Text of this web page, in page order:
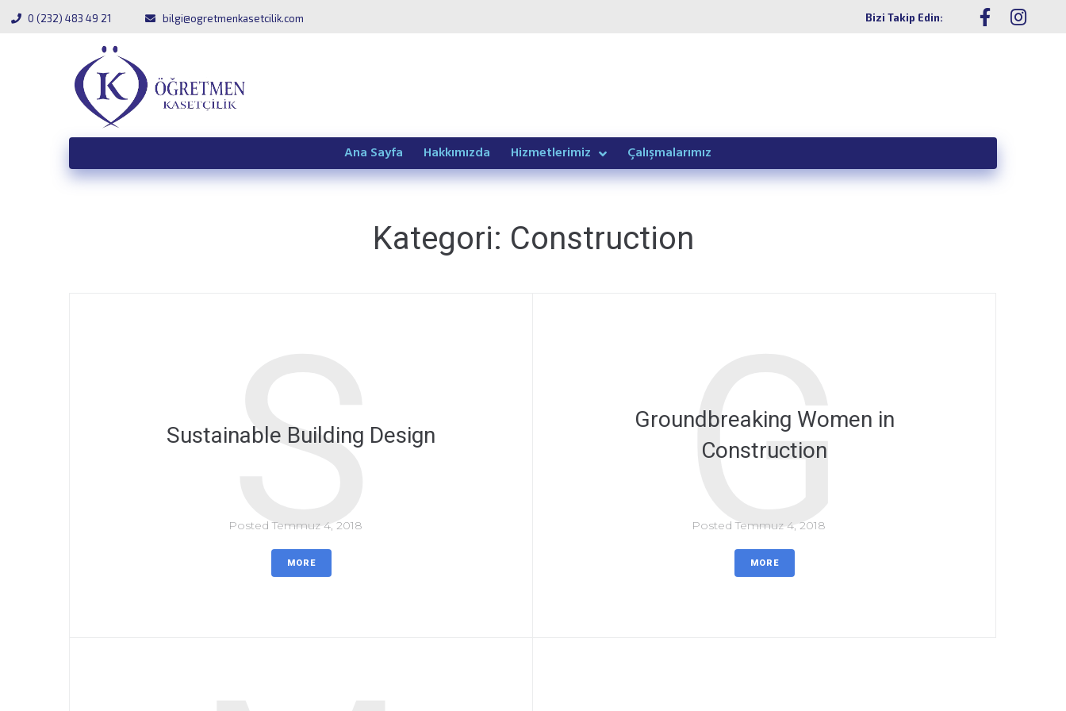
0 (232) 483 49 21 bilgi@ogretmenkasetcilik.com Bizi Takip Edin:
Ana Sayfa Hakkımızda Hizmetlerimiz Çalışmalarımız
Kategori: Construction
S
Sustainable Building Design
Posted Temmuz 4, 2018
MORE G
Groundbreaking Women in
Construction
Posted Temmuz 4, 2018
MORE